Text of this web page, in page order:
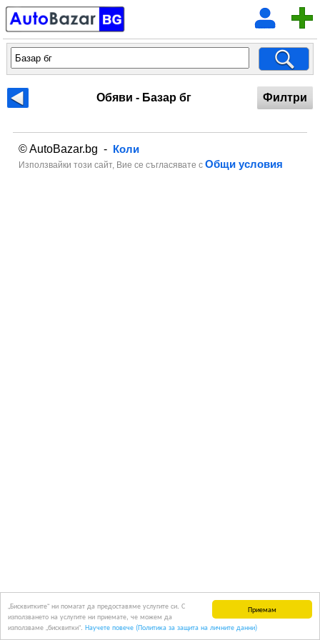
Приемам
„Бисквитките“ ни помагат да предоставяме услугите си. С
използването на услугите ни приемате, че можем да
използваме „бисквитки“. Научете повече (Политика за защита на личните данни)
Обяви - Базар бг Филтри
© AutoBazar.bg - Коли
Използвайки този сайт, Вие се съгласявате с Общи условия